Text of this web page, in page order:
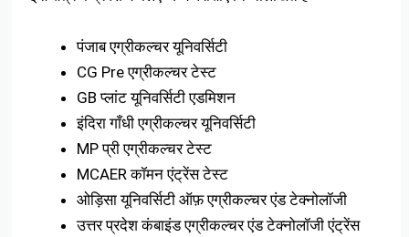
पंजाब एग्रीकल्चर यूनिवर्सिटी
CG Pre एग्रीकल्चर टेस्ट
GB प्लांट यूनिवर्सिटी एडमिशन
इंदिरा गाँधी एग्रीकल्चर यूनिवर्सिटी
MP प्री एग्रीकल्चर टेस्ट
MCAER कॉमन एंट्रेंस टेस्ट
ओड़िसा यूनिवर्सिटी ऑफ़ एग्रीकल्चर एंड टेक्नोलॉजी
उत्तर प्रदेश कंबाइंड एग्रीकल्चर एंड टेक्नोलॉजी एंट्रेंस